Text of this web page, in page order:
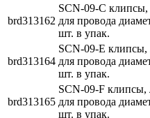
brd313162
SCN-09-C
для провода
шт. в упак.
brd313164
SCN-09-E клипсы,
для провода
шт. в упак.
brd313165
SCN-09-F клипсы,
для провода
шт. в упак.